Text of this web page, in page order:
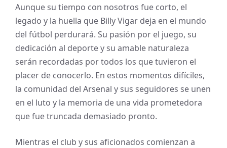
Aunque su tiempo con nosotros fue corto, el
legado y la huella que Billy Vigar deja en el mundo
del fútbol perdurará. Su pasión por el juego, su
dedicación al deporte y su amable naturaleza
serán recordadas por todos los que tuvieron el
placer de conocerlo. En estos momentos difíciles,
la comunidad del Arsenal y sus seguidores se unen
en el luto y la memoria de una vida prometedora
que fue truncada demasiado pronto.
Mientras el club y sus aficionados comienzan a